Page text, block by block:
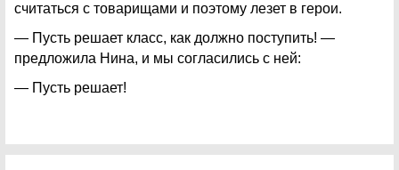
считаться с товарищами и поэтому лезет в герои.
— Пусть решает класс, как должно поступить! —
предложила Нина, и мы согласились с ней:
— Пусть решает!